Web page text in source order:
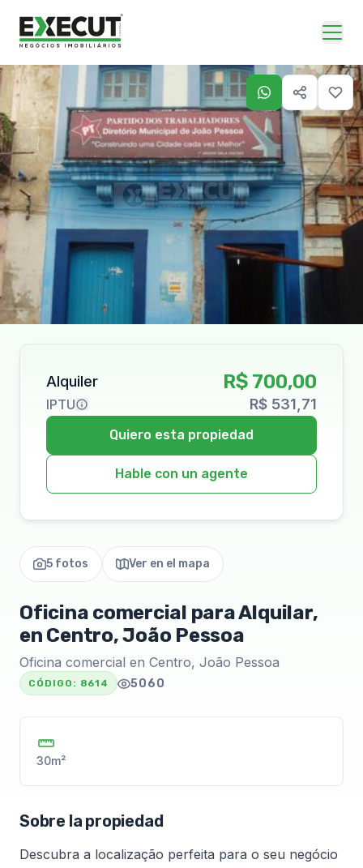
5 fotos Ver en el mapa
Oficina comercial para Alquilar,
en Centro, João Pessoa
Oficina comercial en Centro, João Pessoa
CÓDIGO: 8614 5060
30m²
Sobre la propiedad
Descubra a localização perfeita para o seu negócio
Alquiler R$ 700,00
IPTU R$ 531,71
Quiero esta propiedad
Hable con un agente